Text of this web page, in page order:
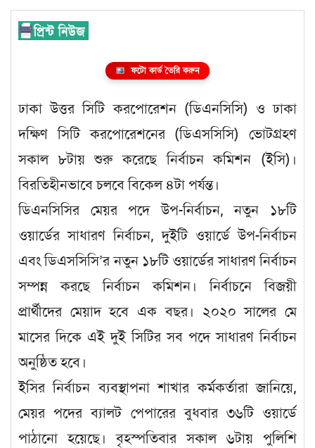
ফটো কার্ড তৈরি করুন
ঢাকা উত্তর সিটি করপোরেশন (ডিএনসিসি) ও ঢাকা
দক্ষিণ সিটি করপোরেশনের (ডিএসসিসি) ভোটগ্রহণ
সকাল ৮টায় শুরু করেছে নির্বাচন কমিশন (ইসি)।
বিরতিহীনভাবে চলবে বিকেল ৪টা পর্যন্ত।
ডিএনসিসির মেয়র পদে উপ-নির্বাচন, নতুন ১৮টি
ওয়ার্ডের সাধারণ নির্বাচন, দুইটি ওয়ার্ডে উপ-নির্বাচন
এবং ডিএসসিসি’র নতুন ১৮টি ওয়ার্ডের সাধারণ নির্বাচন
সম্পন্ন করছে নির্বাচন কমিশন। নির্বাচনে বিজয়ী
প্রার্থীদের মেয়াদ হবে এক বছর। ২০২০ সালের মে
মাসের দিকে এই দুই সিটির সব পদে সাধারণ নির্বাচন
অনুষ্ঠিত হবে।
ইসির নির্বাচন ব্যবস্থাপনা শাখার কর্মকর্তারা জানিয়ে,
মেয়র পদের ব্যালট পেপারের বুধবার ৩৬টি ওয়ার্ডে
পাঠানো হয়েছে। বৃহস্পতিবার সকাল ৬টায় পুলিশি